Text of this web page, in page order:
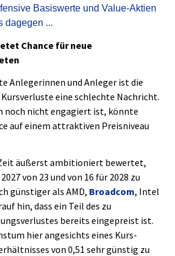
Basiswerte und Value-​Aktien
dagegen ...
Chance für neue
Anlegerinnen und Anleger ist die
eine schlechte Nachricht.
noch nicht engagiert ist, könnte
auf einem attraktiven Preisniveau
äußerst ambitioniert bewertet,
von 23 und von 16 für 2028 zu
günstiger als AMD, Broadcom, Intel
hin, dass ein Teil des zu
bereits eingepreist ist.
hier angesichts eines Kurs-
von 0,51 sehr günstig zu